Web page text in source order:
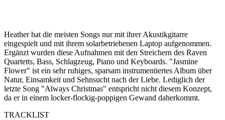
Heather hat die meisten Songs nur mit ihrer Akustikgitarre
eingespielt und mit ihrem solarbetriebenen Laptop aufgenommen.
Ergänzt wurden diese Aufnahmen mit den Streichern des Raven
Quartetts, Bass, Schlagzeug, Piano und Keyboards. "Jasmine
Flower" ist ein sehr ruhiges, sparsam instrumentiertes Album über
Natur, Einsamkeit und Sehnsucht nach der Liebe. Lediglich der
letzte Song "Always Christmas" entspricht nicht diesem Konzept,
da er in einem locker-flockig-poppigen Gewand daherkommt.
TRACKLIST